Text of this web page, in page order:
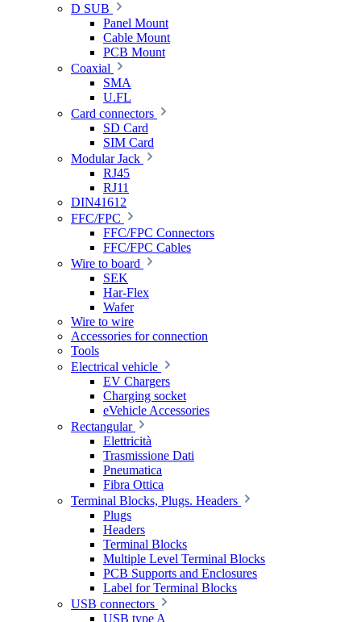
D SUB
Panel Mount
Cable Mount
PCB Mount
Coaxial
SMA
U.FL
Card connectors
SD Card
SIM Card
Modular Jack
RJ45
RJ11
DIN41612
FFC/FPC
FFC/FPC Connectors
FFC/FPC Cables
Wire to board
SEK
Har-Flex
Wafer
Wire to wire
Accessories for connection
Tools
Electrical vehicle
EV Chargers
Charging socket
eVehicle Accessories
Rectangular
Elettricità
Trasmissione Dati
Pneumatica
Fibra Ottica
Terminal Blocks, Plugs. Headers
Plugs
Headers
Terminal Blocks
Multiple Level Terminal Blocks
PCB Supports and Enclosures
Label for Terminal Blocks
USB connectors
USB type A